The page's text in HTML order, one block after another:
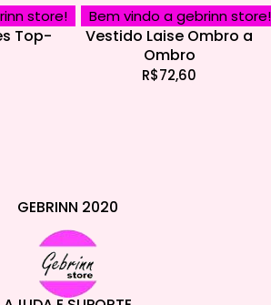
store!
Top-
Bem vindo a gebrinn store!
Vestido Laise Ombro a
Ombro
R$72,60
GEBRINN 2020